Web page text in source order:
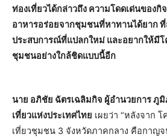
ท่องเที่ยวได้กล่าวถึง ความโดดเด่นของ
อาหารอร่อยจากชุมชนที่หาทานได้ยาก
ประสบการณ์ที่แปลกใหม่ และอยากให้มีโ
ชุมชนอย่างใกล้ชิดแบบนี้อีก
นาย อภิชัย ฉัตรเฉลิมกิจ ผู้อำนวยการ ภู
เที่ยวแห่งประเทศไทย เผยว่า “หลังจาก โ
เที่ยวชุมชน 3 จังหวัดภาคกลาง คือกาญ